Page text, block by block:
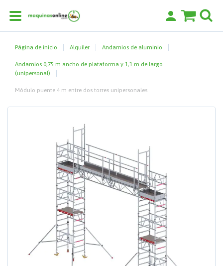
Página de inicio Alquiler Andamios de aluminio
Andamios 0,75 m ancho de plataforma y 1,1 m de largo
(unipersonal)
Módulo puente 4 m entre dos torres unipersonales